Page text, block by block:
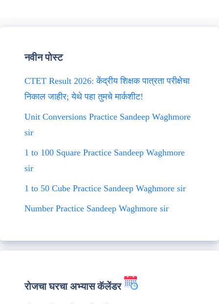
नवीन पोस्ट
CTET Result 2026: केंद्रीय शिक्षक पात्रता परीक्षेचा
निकाल जाहीर; येथे पहा तुमचे मार्कशीट!
Unit Conversions Practice Sandeep Waghmore
sir
1 to 100 Square Practice Sandeep Waghmore
sir
1 to 50 Cube Practice Sandeep Waghmore sir
Number Practice Sandeep Waghmore sir
रोजचा घरचा अभ्यास कॅलेंडर